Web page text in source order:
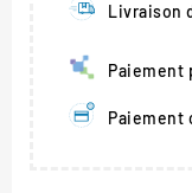
Livraison
Paiement
Paiement